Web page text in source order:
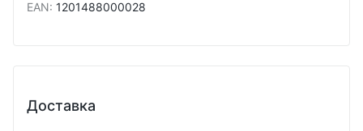
EAN: 1201488000028
Доставка